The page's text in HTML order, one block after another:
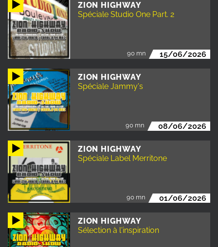
ZION HIGHWAY
Spéciale Studio One Part. 2
90 mn 15/06/2026
ZION HIGHWAY
Spéciale Jammy's
90 mn 08/06/2026
ZION HIGHWAY
Spéciale Label Merritone
90 mn 01/06/2026
ZION HIGHWAY
Sélection à l'inspiration